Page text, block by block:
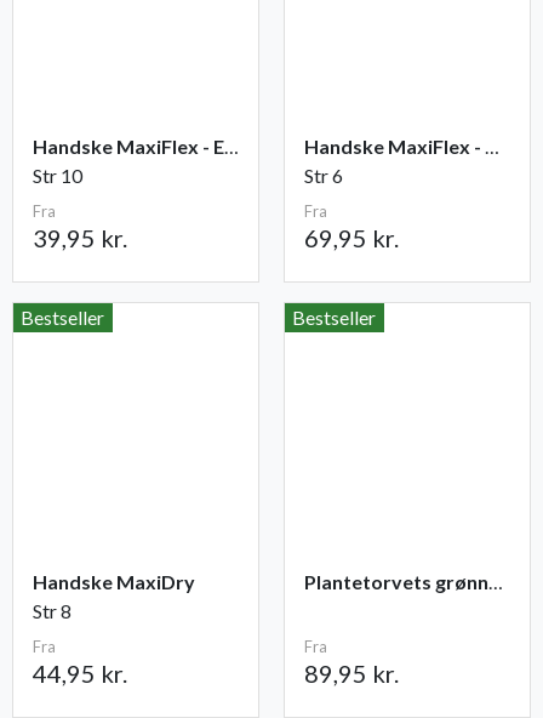
Handske MaxiFlex - Elite
Str 10
Fra
39,95 kr.
Handske MaxiFlex - Cut
Str 6
Fra
69,95 kr.
Bestseller
Handske MaxiDry
Str 8
Fra
44,95 kr.
Bestseller
Plantetorvets grønne vandingspose 75 liter
Fra
89,95 kr.